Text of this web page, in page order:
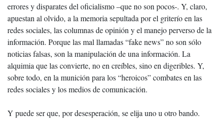
errores y disparates del oficialismo –que no son pocos-. Y, claro,
apuestan al olvido, a la memoria sepultada por el griterío en las
redes sociales, las columnas de opinión y el manejo perverso de la
información. Porque las mal llamadas “fake news” no son sólo
noticias falsas, son la manipulación de una información. La
alquimia que las convierte, no en creíbles, sino en digeribles. Y,
sobre todo, en la munición para los “heroicos” combates en las
redes sociales y los medios de comunicación.
Y puede ser que, por desesperación, se elija uno u otro bando.